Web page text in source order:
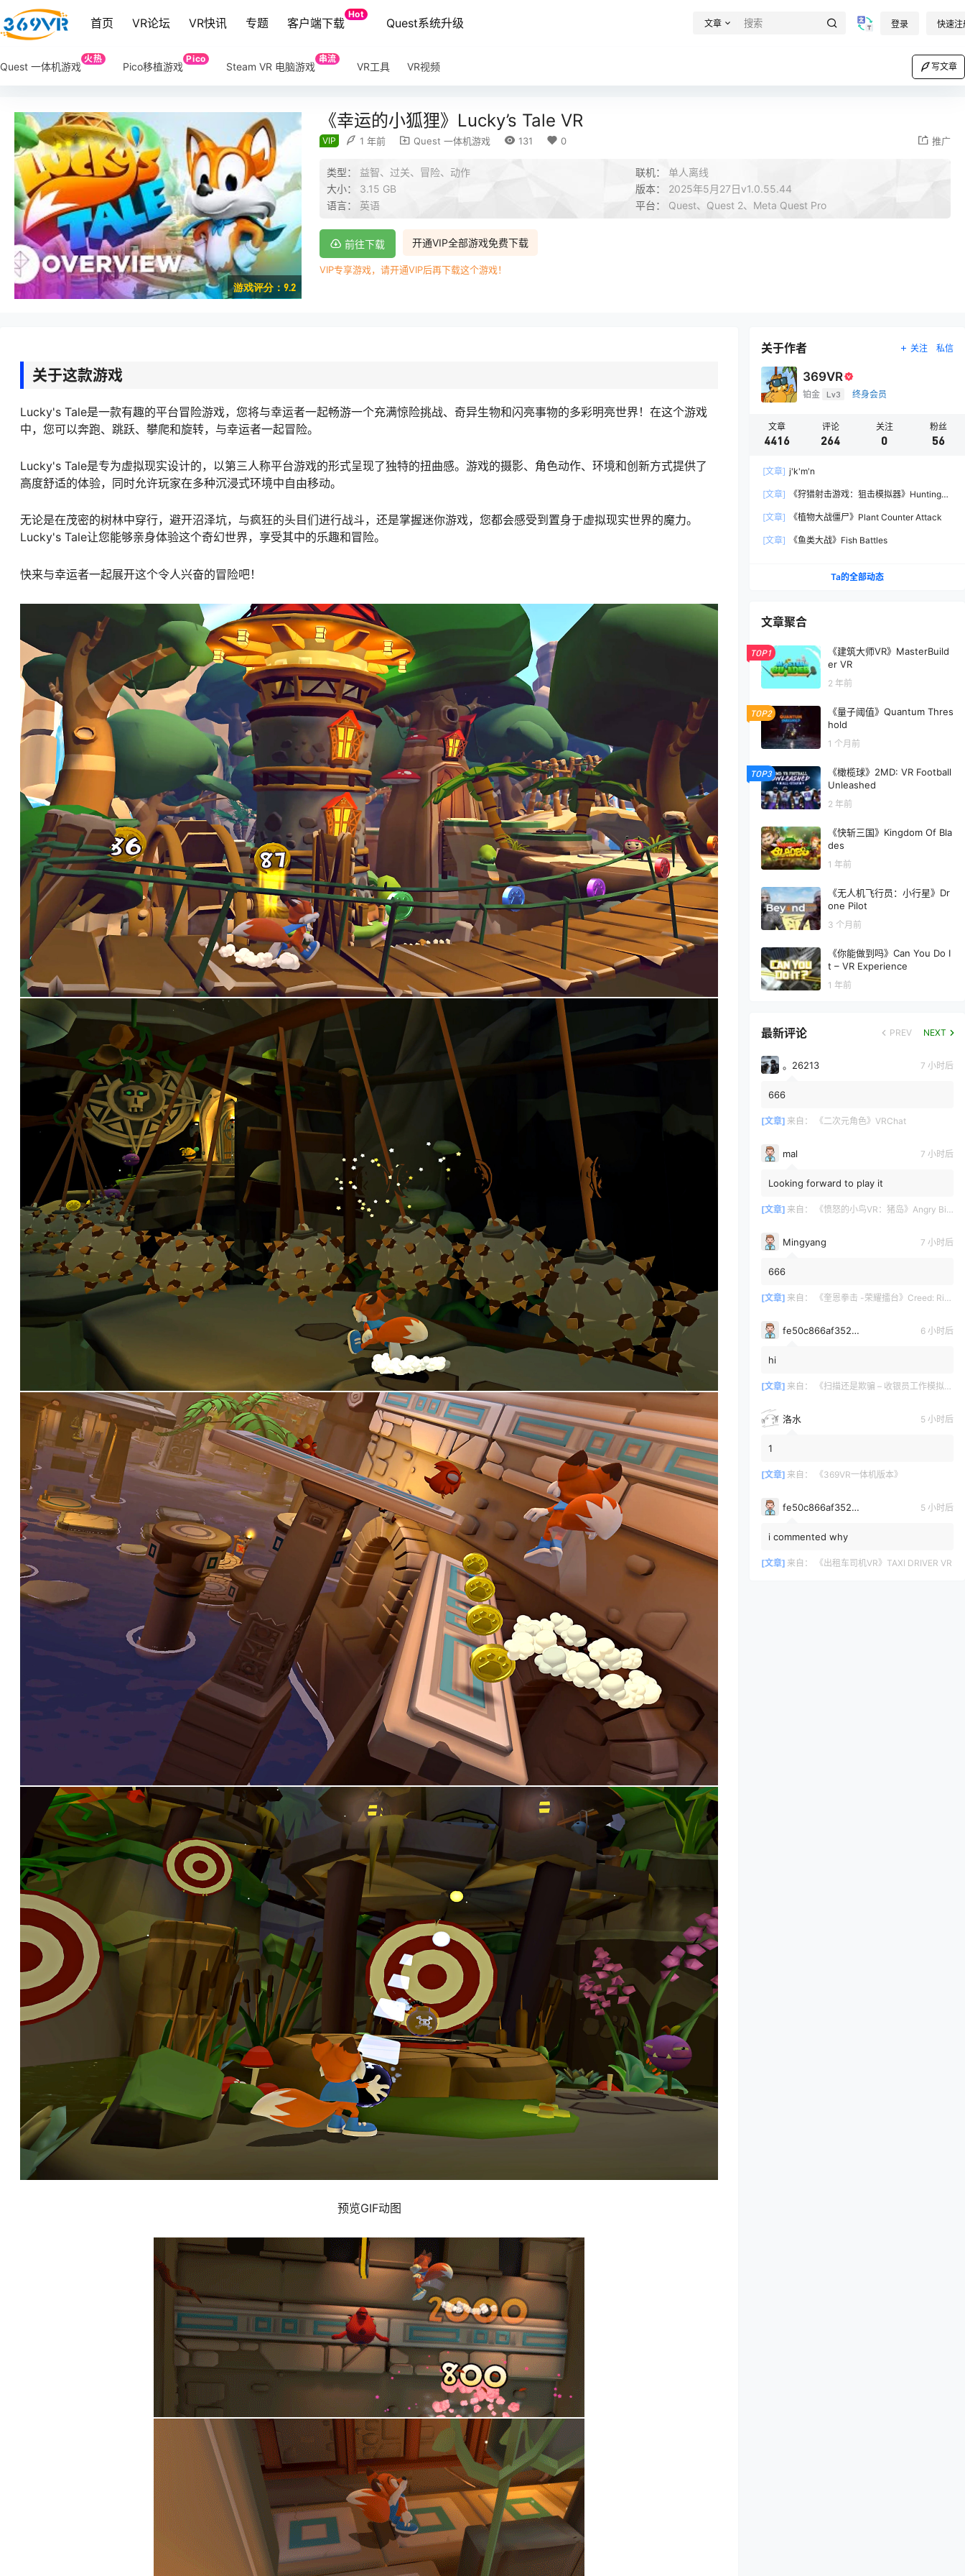
首页 VR论坛 VR快讯 专题 客户端下载
Hot
Quest系统升级 文章 登录 快速注
Quest 一体机游戏
火热
Pico移植游戏
Pico
Steam VR 电脑游戏
串流
VR工具 VR视频 写文章
游戏评分：9.2
《幸运的小狐狸》Lucky’s Tale VR
VIP 1 年前 Quest 一体机游戏 131 0 推广
类型： 益智、过关、冒险、动作 联机： 单人离线
大小： 3.15 GB 版本： 2025年5月27日v1.0.55.44
语言： 英语 平台： Quest、Quest 2、Meta Quest Pro
开通VIP全部游戏免费下载
前往下载
VIP专享游戏，请开通VIP后再下载这个游戏！
关于这款游戏
Lucky's Tale是一款有趣的平台冒险游戏，您将与幸运者一起畅游一个充满惊险挑战、奇异生物和闪亮事物的多彩明亮世界！在这个游戏
中，您可以奔跑、跳跃、攀爬和旋转，与幸运者一起冒险。
Lucky's Tale是专为虚拟现实设计的，以第三人称平台游戏的形式呈现了独特的扭曲感。游戏的摄影、角色动作、环境和创新方式提供了
高度舒适的体验，同时允许玩家在多种沉浸式环境中自由移动。
无论是在茂密的树林中穿行，避开沼泽坑，与疯狂的头目们进行战斗，还是掌握迷你游戏，您都会感受到置身于虚拟现实世界的魔力。
Lucky's Tale让您能够亲身体验这个奇幻世界，享受其中的乐趣和冒险。
快来与幸运者一起展开这个令人兴奋的冒险吧！
预览GIF动图
关于作者 关注 私信
369VR
铂金 Lv3 终身会员
文章
4416
评论
264
关注
0
粉丝
56
[文章] j'k'm'n
[文章]
《狩猎射击游戏：狙击模拟器》Hunting
[文章]
《植物大战僵尸》Plant Counter Attack
[文章] 《鱼类大战》Fish Battles
Ta的全部动态
文章聚合
TOP1
《建筑大师VR》MasterBuild
er VR
2 年前
TOP2
《量子阈值》Quantum Thres
hold
1 个月前
TOP3
《橄榄球》2MD: VR Football
Unleashed
2 年前
《快斩三国》Kingdom Of Bla
des
1 年前
《无人机飞行员：小行星》Dr
one Pilot
3 个月前
《你能做到吗》Can You Do I
t – VR Experience
1 年前
最新评论 PREV NEXT
。26213 7 小时后
666
[文章] 来自： 《二次元角色》VRChat
mal 7 小时后
Looking forward to play it
[文章] 来自： 《愤怒的小鸟VR：猪岛》Angry Birds VR: Isle of Pigs
Mingyang 7 小时后
666
[文章] 来自： 《奎恩拳击 -荣耀擂台》Creed: Rise to Glory
fe50c866af35290a170a6675cb0d97d11678 6 小时后
hi
[文章] 来自： 《扫描还是欺骗 – 收银员工作模拟器》Scan or Scam – Cashier Job Simulator
洛水 5 小时后
1
[文章] 来自： 《369VR一体机版本》
fe50c866af35290a170a6675cb0d97d11678 5 小时后
i commented why
[文章] 来自： 《出租车司机VR》TAXI DRIVER VR